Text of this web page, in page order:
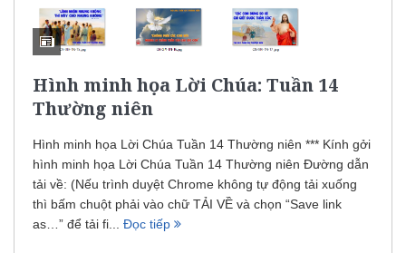
Hình minh họa Lời Chúa: Tuần 14
Thường niên
Hình minh họa Lời Chúa Tuần 14 Thường niên *** Kính gởi
hình minh họa Lời Chúa Tuần 14 Thường niên Đường dẫn
tải về: (Nếu trình duyệt Chrome không tự động tải xuống
thì bấm chuột phải vào chữ TẢI VỀ và chọn “Save link
as…” để tải fi... Đọc tiếp